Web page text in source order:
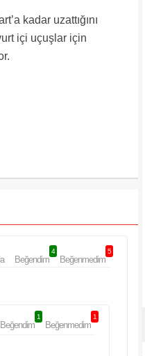
kadar uzattığını
içi uçuşlar için
Beğendim
4
Beğenmedim
5
Beğendim
1
Beğenmedim
1